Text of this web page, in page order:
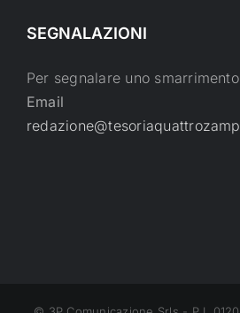
SEGNALAZIONI
Per segnalare uno
Email